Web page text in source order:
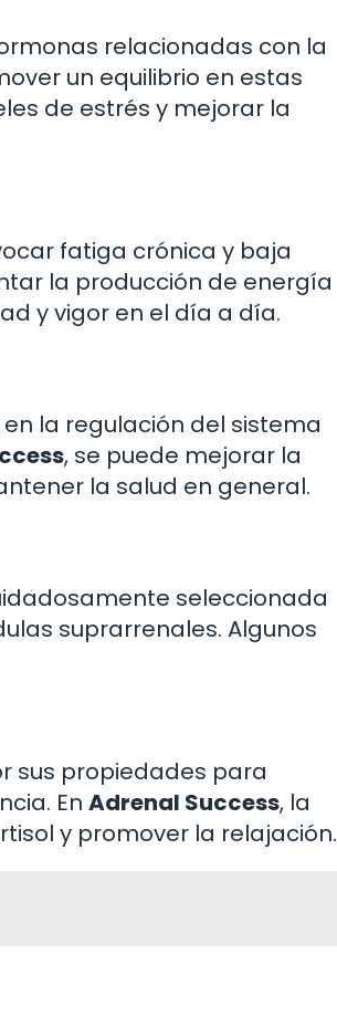
relacionadas con la
un equilibrio en estas
de estrés y mejorar la
fatiga crónica y baja
la producción de energía
y vigor en el día a día.
la regulación del sistema
, se puede mejorar la
la salud en general.
seleccionada
suprarrenales. Algunos
sus propiedades para
En Adrenal Success, la
y promover la relajación.